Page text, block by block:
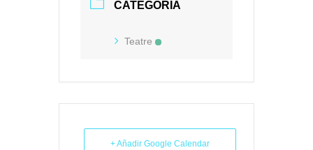
CATEGORÍA
Teatre
+ Añadir Google Calendar